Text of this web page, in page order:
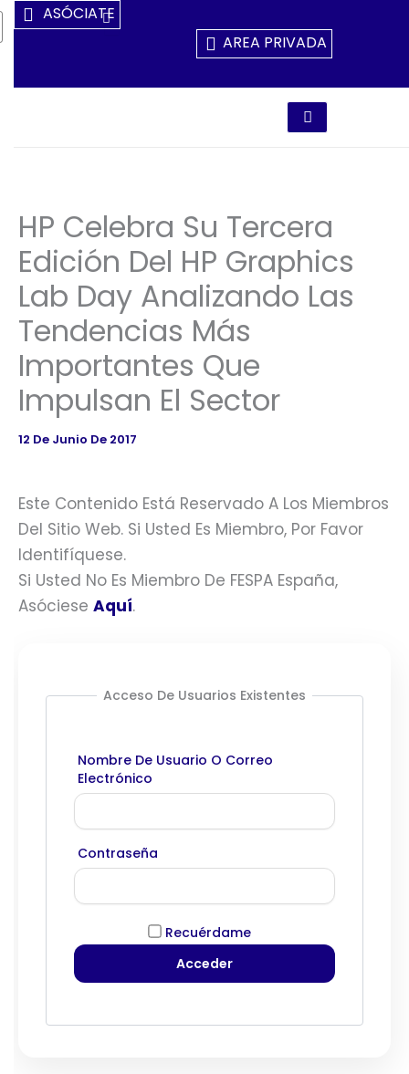
Ir
Al
ASÓCIATE
AREA PRIVADA
HP Celebra Su Tercera
Edición Del HP Graphics
Lab Day Analizando Las
Tendencias Más
Importantes Que
Impulsan El Sector
12 De Junio De 2017
Este Contenido Está Reservado A Los Miembros
Del Sitio Web. Si Usted Es Miembro, Por Favor
Identifíquese.
Si Usted No Es Miembro De FESPA España,
Asóciese Aquí.
Acceso De Usuarios Existentes
Nombre De Usuario O Correo
Electrónico
Contraseña
Recuérdame